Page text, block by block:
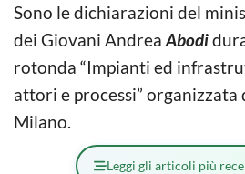
Sono le dichiarazioni del
dei Giovani Andrea Abodi
rotonda “Impianti ed
attori e processi” organizzata
Milano.
Leggi gli articoli più